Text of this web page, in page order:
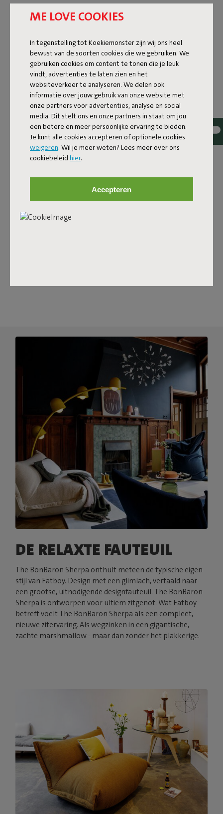
ME LOVE COOKIES
In tegenstelling tot Koekiemonster zijn wij ons heel
bewust van de soorten cookies die we gebruiken. We
gebruiken cookies om content te tonen die je leuk
vindt, advertenties te laten zien en het
websiteverkeer te analyseren. We delen ook
informatie over jouw gebruik van onze website met
onze partners voor advertenties, analyse en social
media. Dit stelt ons en onze partners in staat om jou
een betere en meer persoonlijke ervaring te bieden.
Je kunt alle cookies accepteren of optionele cookies
weigeren. Wil je meer weten? Lees meer over ons
cookiebeleid hier.
Accepteren
THE BONBARON SHERPA
DE RELAXTE FAUTEUIL
The BonBaron Sherpa onthult meteen de typische eigen
stijl van Fatboy. Design met een glimlach, vertaald naar
een grootse, uitnodigende designfauteuil. The BonBaron
Sherpa is ontworpen voor ultiem zitgenot. Wat Fatboy
betreft voelt The BonBaron Sherpa als een compleet,
nieuwe zitervaring. Als wegzinken in een gigantische,
zachte marshmallow - maar dan zonder het plakkerige.